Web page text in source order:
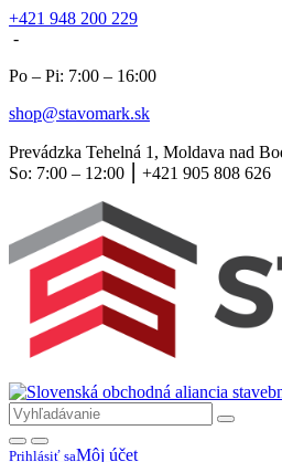
+421 948 200 229
-
Po – Pi: 7:00 – 16:00
shop@stavomark.sk
Prevádzka Tehelná 1, Moldava nad
So: 7:00 – 12:00 ⎮ +421 905 808 626
Prihlásiť saMôj účet